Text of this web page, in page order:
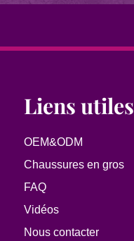
Liens utiles
OEM&ODM
Chaussures en gros
FAQ
Vidéos
Nous contacter